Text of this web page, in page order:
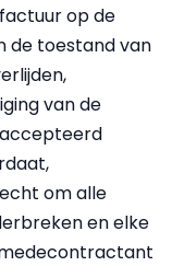
op de
de toestand van
van de
om alle
en elke